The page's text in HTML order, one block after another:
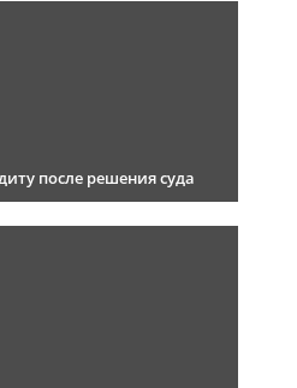
после решения суда